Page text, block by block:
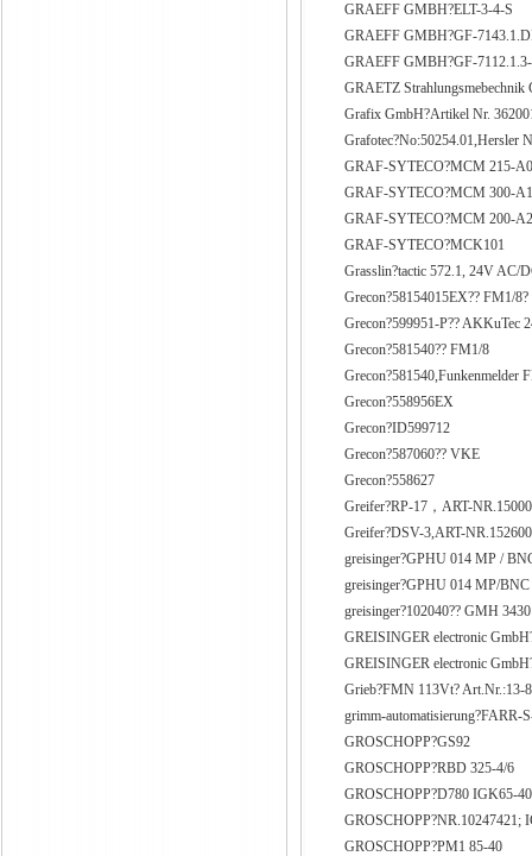
GRAEFF GMBH?ELT-3-4-S
GRAEFF GMBH?GF-
GRAEFF GMBH?GF-
GRAETZ
Grafix GmbH?Artikel Nr.
Grafotec?No:50254.01,Hersler
GRAF-SYTECO?MCM 215-
GRAF-SYTECO?MCM 300-
GRAF-SYTECO?MCM 200-
GRAF-SYTECO?MCK101
Grasslin?tactic 572.1, 24V AC/
Grecon?58154015EX?? FM1/
Grecon?599951-P?? AKKuTec
Grecon?581540?? FM1/8
Grecon?581540,Funkenmelder
Grecon?558956EX
Grecon?ID599712
Grecon?587060?? VKE
Grecon?558627
Greifer?RP-17，ART-
Greifer?DSV-3,ART-
greisinger?GPHU 014 MP /
greisinger?GPHU 014 MP/BNC
greisinger?102040?? GMH 3430
GREISINGER electronic
GREISINGER electronic
Grieb?FMN 113Vt? Art.Nr.:13-
grimm-automatisierung?FARR-
GROSCHOPP?GS92
GROSCHOPP?RBD 325-4/6
GROSCHOPP?D780 IGK65-
GROSCHOPP?NR.10247421;
GROSCHOPP?PM1 85-40